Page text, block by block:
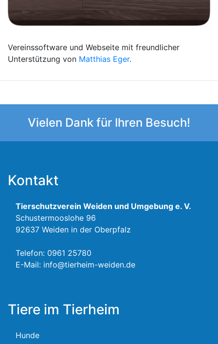
Vereinssoftware und Webseite mit freundlicher
Unterstützung von Matthias Eger.
Vielen Dank für Ihren Besuch!
Kontakt
Tierschutzverein Weiden und Umgebung e. V.
Schustermooslohe 96
92637 Weiden in der Oberpfalz
Telefon: 0961 25780
E-Mail: info@tierheim-weiden.de
Tiere im Tierheim
Hunde